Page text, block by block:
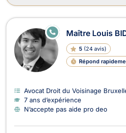
Maître Louis
5 (24 avis)
Répond
E
N
G
E
Avocat Droit du Voisinage
7 ans d’expérience
N’accepte pas aide pro deo